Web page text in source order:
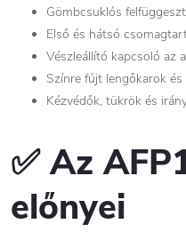
Gömbcsuklós
Első és hátsó
Vészleállító kapcsoló az
Színre fújt lengőkarok és
Kézvédők, tükrök és
✅ Az
előnyei